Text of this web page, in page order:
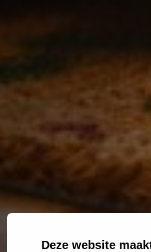
Deze website